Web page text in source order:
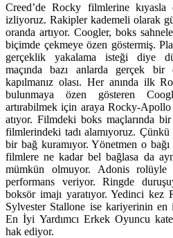
Creed’de Rocky filmlerine kıyasla
izliyoruz. Rakipler kademeli olarak
oranda artıyor. Coogler, boks
biçimde çekmeye özen göstermiş.
gerçeklik yakalama isteği diye
maçında bazı anlarda gerçek
kapılmanız olası. Her anında ilk
bulunmaya özen gösteren
artırabilmek için araya Rocky-Apollo
atıyor. Filmdeki boks maçlarında
filmlerindeki tadı alamıyoruz.
bir bağ kuramıyor. Yönetmen o
filmlere ne kadar bel bağlasa da
mümkün olmuyor. Adonis
performans veriyor. Ringde
boksör imajı yaratıyor. Yedinci kez
Sylvester Stallone ise kariyerinin en
En İyi Yardımcı Erkek Oyuncu
hak ediyor.